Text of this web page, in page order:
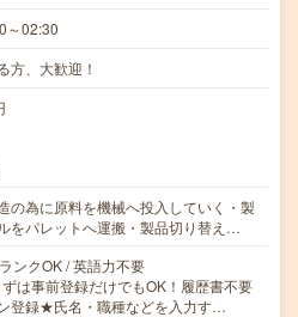
～02:30
方、大歓迎！
の為に原料を機械へ投入していく・製
をパレットへ運搬・製品切り替え…
ンクOK / 英語力不要
は事前登録だけでもOK！履歴書不要
登録★氏名・職種などを入力す…